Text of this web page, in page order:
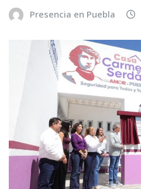
Presencia en Puebla